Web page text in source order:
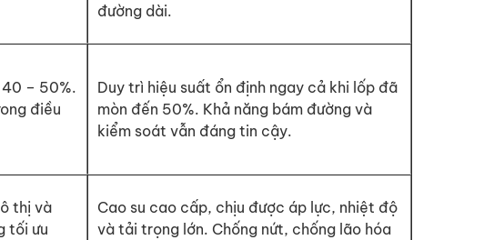
đường dài.
40 – 50%.
điều
Duy trì hiệu suất ổn định ngay cả khi lốp đã
mòn đến 50%. Khả năng bám đường và
kiểm soát vẫn đáng tin cậy.
thị và
tối ưu
Cao su cao cấp, chịu được áp lực, nhiệt độ
và tải trọng lớn. Chống nứt, chống lão hóa